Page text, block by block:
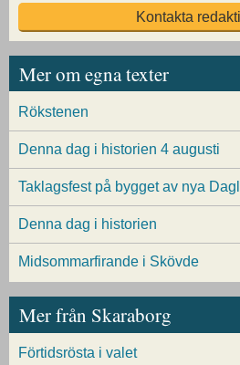
Kontakta
Mer om egna texter
Rökstenen
Denna dag i historien 4 augusti
Taklagsfest på bygget av nya
Denna dag i historien
Midsommarfirande i Skövde
Mer från Skaraborg
Förtidsrösta i valet